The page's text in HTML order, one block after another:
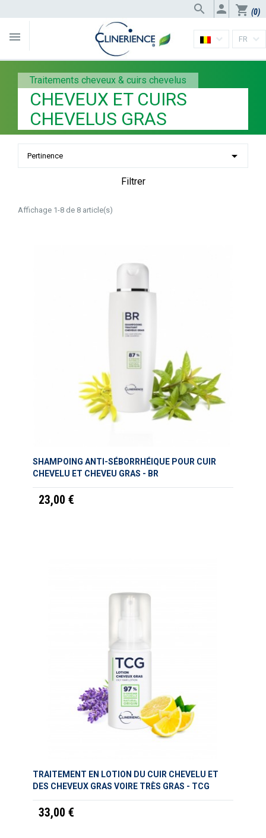

shopping_cart (0)


FR
Traitements cheveux & cuirs chevelus
CHEVEUX ET CUIRS
CHEVELUS GRAS
Pertinence 
Filtrer
Affichage 1-8 de 8 article(s)
SHAMPOING ANTI-SÉBORRHÉIQUE POUR CUIR
CHEVELU ET CHEVEU GRAS - BR
23,00 €
TRAITEMENT EN LOTION DU CUIR CHEVELU ET
DES CHEVEUX GRAS VOIRE TRÈS GRAS - TCG
33,00 €